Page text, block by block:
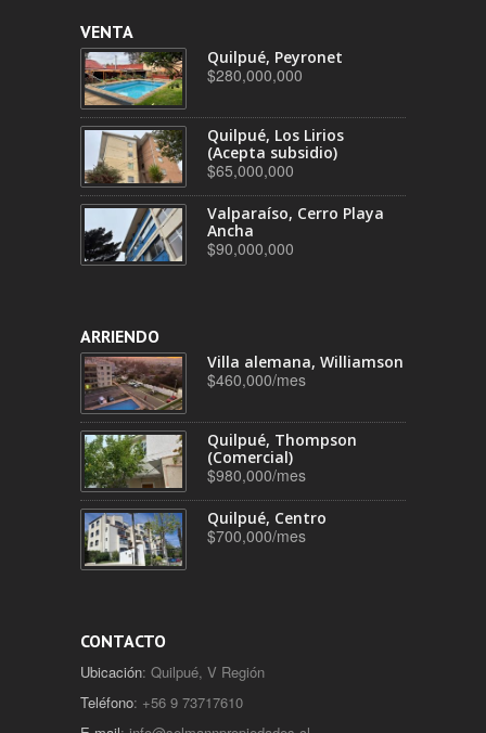
VENTA
Quilpué, Peyronet
$280,000,000
Quilpué, Los Lirios
(Acepta subsidio)
$65,000,000
Valparaíso, Cerro Playa
Ancha
$90,000,000
ARRIENDO
Villa alemana, Williamson
$460,000/mes
Quilpué, Thompson
(Comercial)
$980,000/mes
Quilpué, Centro
$700,000/mes
CONTACTO
Ubicación: Quilpué, V Región
Teléfono: +56 9 73717610